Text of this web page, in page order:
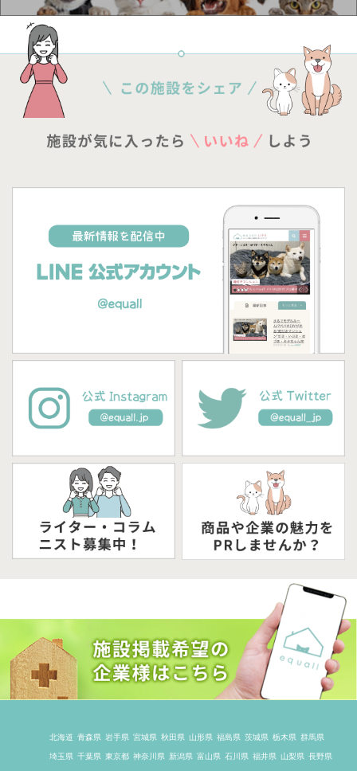
北海道 青森県 岩手県 宮城県 秋田県 山形県 福島県 茨城県 栃木県 群馬県
埼玉県 千葉県 東京都 神奈川県 新潟県 富山県 石川県 福井県 山梨県 長野県